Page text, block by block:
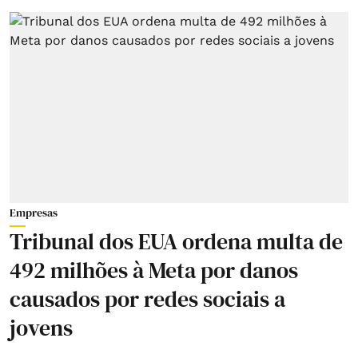
Empresas
Tribunal dos EUA ordena multa de
492 milhões à Meta por danos
causados por redes sociais a
jovens